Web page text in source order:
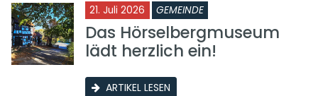
21. Juli 2026 GEMEINDE
Das Hörselbergmuseum
lädt herzlich ein!
ARTIKEL LESEN